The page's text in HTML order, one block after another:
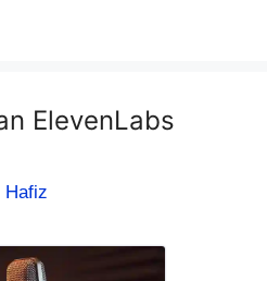
ElevenLabs
Hafiz